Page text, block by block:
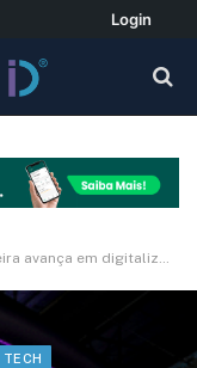
Login
4.0 ainda não é realidade da maioria, aponta estudo da TOTVS
TECH